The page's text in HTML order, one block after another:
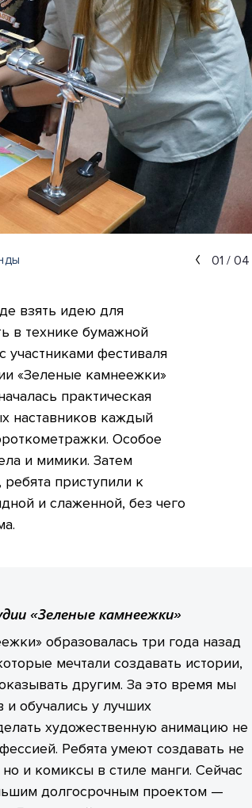
01 / 04
взять идею для
в технике бумажной
фестиваля
«Зеленые камнеежки»
практическая
наставников каждый
Особое
и мимики. Затем
приступили к
и слаженной, без чего
«Зеленые камнеежки»
образовалась три года назад
мечтали создавать истории,
другим. За это время мы
обучались у лучших
художественную анимацию не
Ребята умеют создавать не
и комиксы в стиле манги. Сейчас
долгосрочным проектом —